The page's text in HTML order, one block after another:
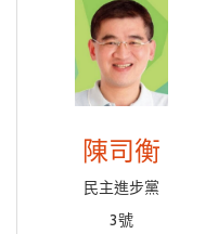
陳司衡
民主進步黨
3號